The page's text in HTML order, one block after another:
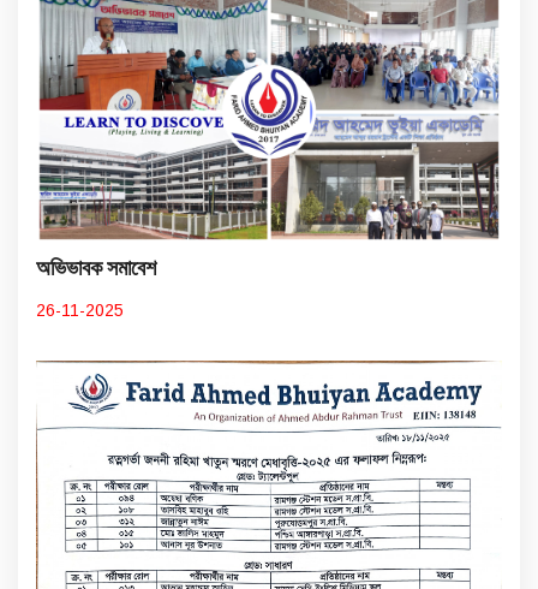
অভিভাবক সমাবেশ
26-11-2025